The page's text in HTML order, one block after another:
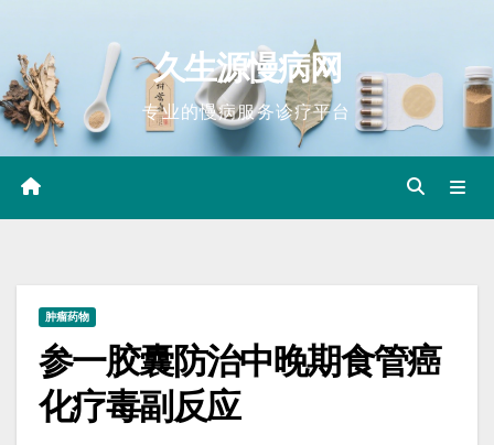
content
久生源慢病网
专业的慢病服务诊疗平台
肿瘤药物
参一胶囊防治中晚期食管癌
化疗毒副反应